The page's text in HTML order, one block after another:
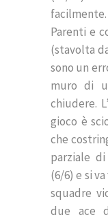
Parenti e
(stavolta
sono un
muro di
chiudere.
gioco è
che
parziale
(6/6) e si
squadre
due ace